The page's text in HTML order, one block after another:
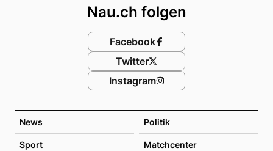
News Politik
Sport Matchcenter
Nau.ch folgen
Facebook
Twitter
Instagram